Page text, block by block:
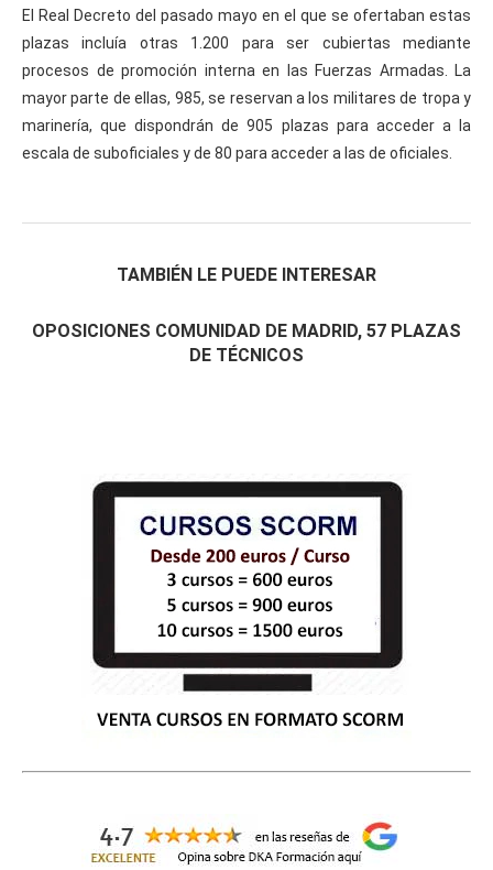
El Real Decreto del pasado mayo en el que se ofertaban estas
plazas incluía otras 1.200 para ser cubiertas mediante
procesos de promoción interna en las Fuerzas Armadas. La
mayor parte de ellas, 985, se reservan a los militares de tropa y
marinería, que dispondrán de 905 plazas para acceder a la
escala de suboficiales y de 80 para acceder a las de oficiales.
TAMBIÉN LE PUEDE INTERESAR
OPOSICIONES COMUNIDAD DE MADRID, 57 PLAZAS
DE TÉCNICOS